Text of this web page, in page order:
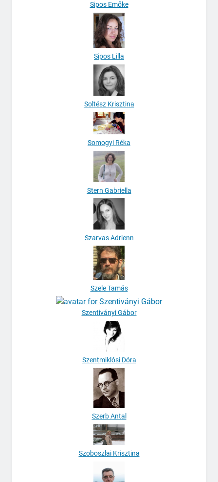
Sipos Emőke
Sipos Lilla
Soltész Krisztina
Somogyi Réka
Stern Gabriella
Szarvas Adrienn
Szele Tamás
Szentiványi Gábor
Szentmiklósi Dóra
Szerb Antal
Szoboszlai Krisztina